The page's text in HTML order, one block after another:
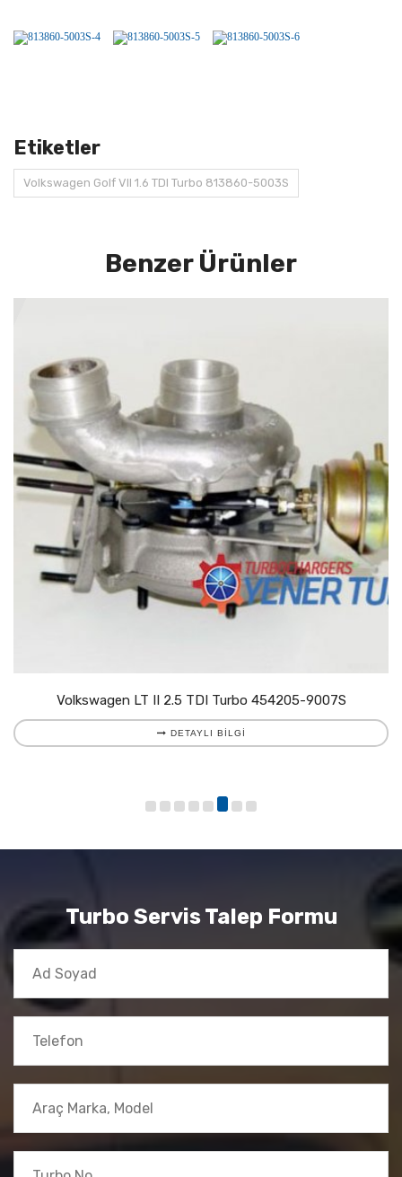
Etiketler
Volkswagen Golf VII 1.6 TDI Turbo 813860-5003S
Benzer Ürünler
Volkswagen LT II 2.5 TDI Turbo 454205-9007S
DETAYLI BILGI
Turbo Servis Talep Formu